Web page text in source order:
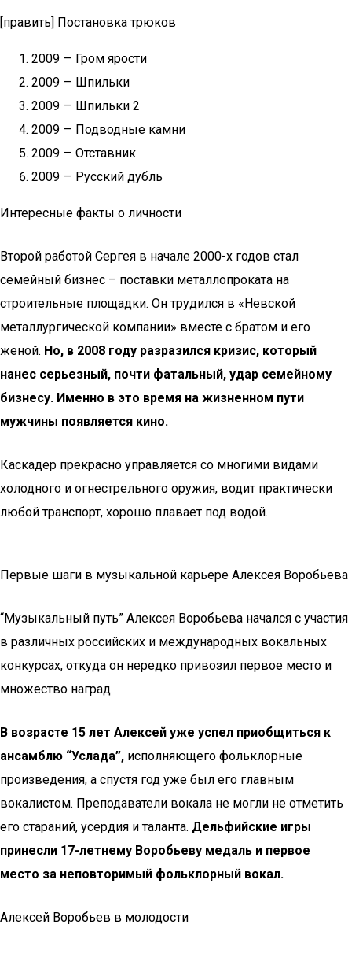
[править] Постановка трюков
2009 — Гром ярости
2009 — Шпильки
2009 — Шпильки 2
2009 — Подводные камни
2009 — Отставник
2009 — Русский дубль
Интересные факты о личности
Второй работой Сергея в начале 2000-х годов стал
семейный бизнес – поставки металлопроката на
строительные площадки. Он трудился в «Невской
металлургической компании» вместе с братом и его
женой. Но, в 2008 году разразился кризис, который
нанес серьезный, почти фатальный, удар семейному
бизнесу. Именно в это время на жизненном пути
мужчины появляется кино.
Каскадер прекрасно управляется со многими видами
холодного и огнестрельного оружия, водит практически
любой транспорт, хорошо плавает под водой.
Первые шаги в музыкальной карьере Алексея Воробьева
“Музыкальный путь” Алексея Воробьева начался с участия
в различных российских и международных вокальных
конкурсах, откуда он нередко привозил первое место и
множество наград.
В возрасте 15 лет Алексей уже успел приобщиться к
ансамблю “Услада”, исполняющего фольклорные
произведения, а спустя год уже был его главным
вокалистом. Преподаватели вокала не могли не отметить
его стараний, усердия и таланта. Дельфийские игры
принесли 17-летнему Воробьеву медаль и первое
место за неповторимый фольклорный вокал.
Алексей Воробьев в молодости